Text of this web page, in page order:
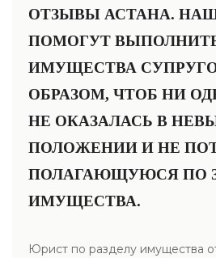
ОТЗЫВЫ АСТАНА.
ПОМОГУТ
ИМУЩЕСТВА
ОБРАЗОМ, ЧТОБ НИ
НЕ ОКАЗАЛАСЬ В
ПОЛОЖЕНИИ И НЕ
ПОЛАГАЮЩУЮСЯ ПО
ИМУЩЕСТВА.
Юрист по разделу имущества